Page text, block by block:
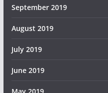
September 2019
August 2019
July 2019
June 2019